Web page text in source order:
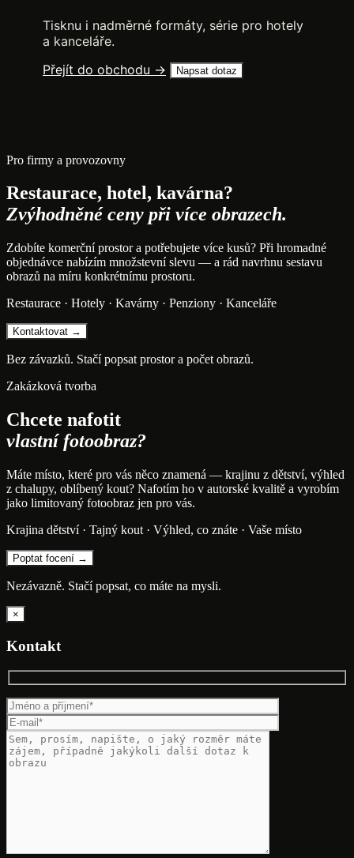
Tisknu i nadměrné formáty, série pro hotely
a kanceláře.
Přejít do obchodu →
Napsat dotaz
Pro firmy a provozovny
Restaurace, hotel, kavárna?
Zvýhodněné ceny při více obrazech.
Zdobíte komerční prostor a potřebujete více kusů? Při hromadné
objednávce nabízím množstevní slevu — a rád navrhnu sestavu
obrazů na míru konkrétnímu prostoru.
Restaurace · Hotely · Kavárny · Penziony · Kanceláře
Kontaktovat →
Bez závazků. Stačí popsat prostor a počet obrazů.
Zakázková tvorba
Chcete nafotit
vlastní fotoobraz?
Máte místo, které pro vás něco znamená — krajinu z dětství, výhled
z chalupy, oblíbený kout? Nafotím ho v autorské kvalitě a vyrobím
jako limitovaný fotoobraz jen pro vás.
Krajina dětství · Tajný kout · Výhled, co znáte · Vaše místo
Poptat focení →
Nezávazně. Stačí popsat, co máte na mysli.
×
Kontakt